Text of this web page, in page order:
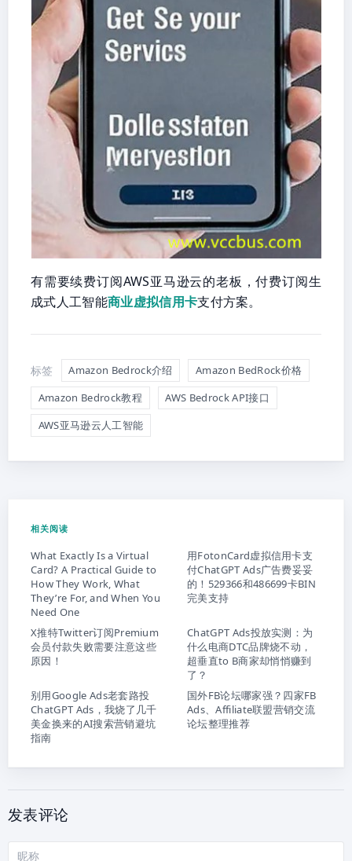
有需要续费订阅AWS亚马逊云的老板，付费订阅生
成式人工智能商业虚拟信用卡支付方案。
标签 Amazon Bedrock介绍
Amazon BedRock价格
Amazon Bedrock教程
AWS Bedrock API接口
AWS亚马逊云人工智能
相关阅读
What Exactly Is a Virtual
Card? A Practical Guide to
How They Work, What
They’re For, and When You
Need One
用FotonCard虚拟信用卡支
付ChatGPT Ads广告费妥妥
的！529366和486699卡BIN
完美支持
X推特Twitter订阅Premium
会员付款失败需要注意这些
原因！
ChatGPT Ads投放实测：为
什么电商DTC品牌烧不动，
超垂直to B商家却悄悄赚到
了？
别用Google Ads老套路投
ChatGPT Ads，我烧了几千
美金换来的AI搜索营销避坑
指南
国外FB论坛哪家强？四家FB
Ads、Affiliate联盟营销交流
论坛整理推荐
发表评论
昵